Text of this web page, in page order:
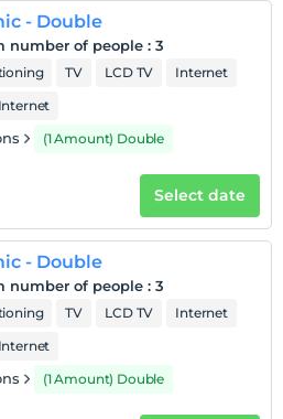
- Double
number of people : 3
TV LCD TV
Internet
(1 Amount) Double
Select date
- Double
number of people : 3
TV LCD TV
Internet
(1 Amount) Double